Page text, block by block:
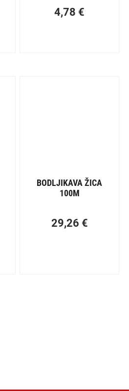
4,78 €
BODLJIKAVA ŽICA
100M
29,26 €